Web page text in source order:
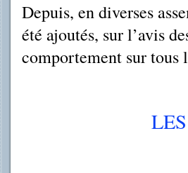
Depuis, en diverses
été ajoutés, sur l’avis
comportement sur tous